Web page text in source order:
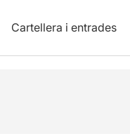
Cartellera i entrades